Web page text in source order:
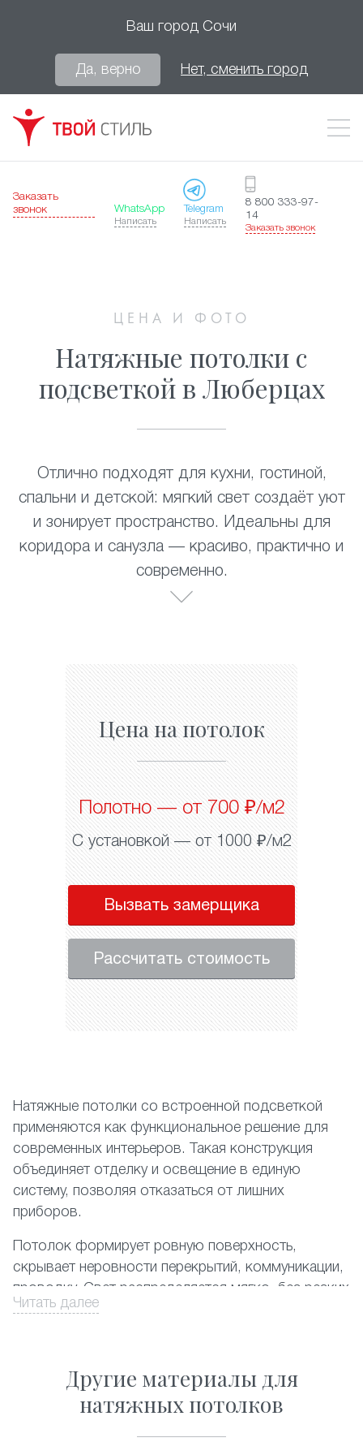
Ваш город Сочи
Да, верно Нет, сменить город
Заказать
звонок
WhatsApp
Написать
Telegram
Написать
8 800 333-97-
14
Заказать звонок
ЦЕНА И ФОТО
Натяжные потолки с
подсветкой в Люберцах
Отлично подходят для кухни, гостиной,
спальни и детской: мягкий свет создаёт уют
и зонирует пространство. Идеальны для
коридора и санузла — красиво, практично и
современно.
Цена на потолок
Полотно — от 700 ₽/м2
С установкой — от 1000 ₽/м2
Вызвать замерщика
Рассчитать стоимость
Натяжные потолки со встроенной подсветкой
применяются как функциональное решение для
современных интерьеров. Такая конструкция
объединяет отделку и освещение в единую
систему, позволяя отказаться от лишних
приборов.
Потолок формирует ровную поверхность,
скрывает неровности перекрытий, коммуникации,
проводку. Свет распределяется мягко, без резких
теней, снижает нагрузку на зрение.Встроенное
создать спокойную или более динамичную
атмосферу. Материалы устойчивы к влаге и
перепадам температуры, подходят для жилых и
коммерческих помещений. Потолки не требуют
Читать далее
Другие материалы для
натяжных потолков